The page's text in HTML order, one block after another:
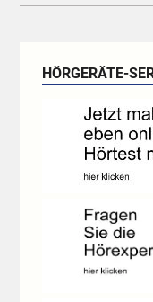
HÖRGERÄTE-